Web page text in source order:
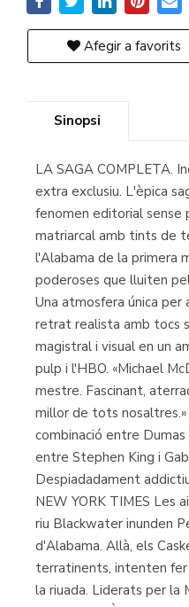
Afegir a favorits
Sinopsi
LA SAGA COMPLETA.
extra exclusiu. L'èpica
fenomen editorial sense
matriarcal amb tints de
l'Alabama de la primera
poderoses que lluiten
Una atmosfera única per
retrat realista amb tocs
magistral i visual en un
pulp i l'HBO. «Michael
mestre. Fascinant,
millor de tots nosaltres.»
combinació entre
entre Stephen King i
Despiadadament
NEW YORK TIMES Les
riu Blackwater inunden
d'Alabama. Allà, els
terratinents, intenten
la riuada. Liderats per